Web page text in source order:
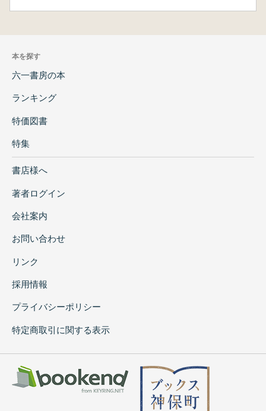
本を探す
六一書房の本
ランキング
特価図書
特集
書店様へ
著者ログイン
会社案内
お問い合わせ
リンク
採用情報
プライバシーポリシー
特定商取引に関する表示